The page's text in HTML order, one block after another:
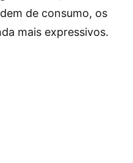
de consumo, os
mais expressivos.